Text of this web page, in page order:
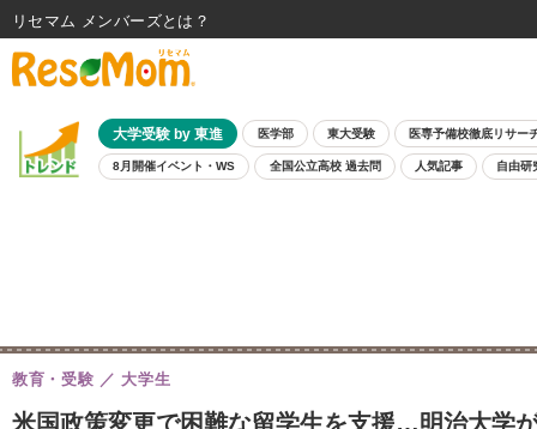
大学受験 by 東進 医学部 東大受験 医専予備校徹底リサー
8月開催イベント・WS 全国公立高校 過去問 人気記事 自由研
米国政策変更で困難な留学生を支援…明治大学
教育・受験 大学生
リセマム メンバーズ